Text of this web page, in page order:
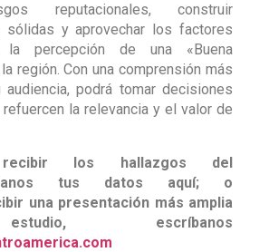
reputacionales, construir
sólidas y aprovechar los factores
la percepción de una «Buena
región. Con una comprensión más
podrá tomar decisiones
la relevancia y el valor de
los hallazgos del
tus datos aquí; o
una presentación más amplia
escríbanos